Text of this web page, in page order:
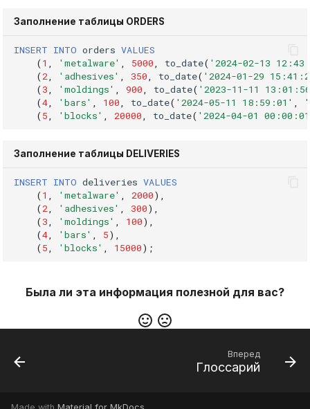
Заполнение таблицы ORDERS
INSERT INTO orders VALUES
(1 'metalware' 5000 to_date( '2024-02-13
(2 'adhesives' 350 to_date( '2024-01-29
(3 'moldings' 900 to_date( '2023-11-11
(4 'bars' 100 to_date( '2024-05-11 18:59:01'
(5 'blocks' 20000 to_date( '2024-04-01
Заполнение таблицы DELIVERIES
INSERT INTO deliveries VALUES
(1 'metalware' 2000),
(2 'adhesives' 300),
(3 'moldings' 100),
(4 'bars' 5),
(5 'blocks' 15000);
Была ли эта информация полезной для вас?
Вперед
Глоссарий